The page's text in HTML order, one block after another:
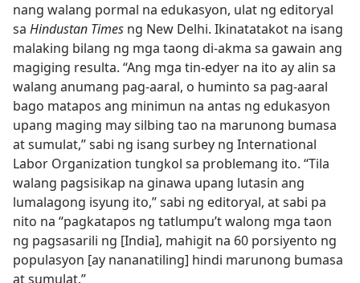
nang walang pormal na edukasyon, ulat ng editoryal
sa Hindustan Times ng New Delhi. Ikinatatakot na isang
malaking bilang ng mga taong di-akma sa gawain ang
magiging resulta. “Ang mga tin-edyer na ito ay alin sa
walang anumang pag-aaral, o huminto sa pag-aaral
bago matapos ang minimun na antas ng edukasyon
upang maging may silbing tao na marunong bumasa
at sumulat,” sabi ng isang surbey ng International
Labor Organization tungkol sa problemang ito. “Tila
walang pagsisikap na ginawa upang lutasin ang
lumalagong isyung ito,” sabi ng editoryal, at sabi pa
nito na “pagkatapos ng tatlumpu’t walong mga taon
ng pagsasarili ng [India], mahigit na 60 porsiyento ng
populasyon [ay nananatiling] hindi marunong bumasa
at sumulat.”